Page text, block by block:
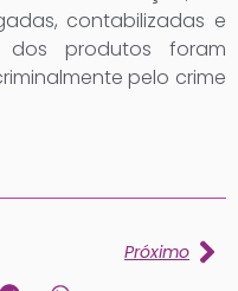
contabilizadas e
dos produtos foram
pelo crime
Próximo